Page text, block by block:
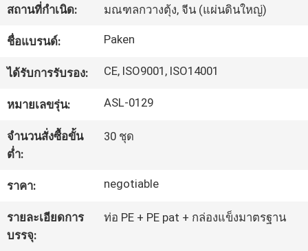
กับ
เรา
ทัวร์
โรงงาน
ควบคุม
คุณภาพ
สถานที่กำเนิด: มณฑลกวางตุ้ง, จีน (แผ่นดินใหญ่)
ชื่อแบรนด์: Paken
ได้รับการรับรอง: CE, ISO9001, ISO14001
หมายเลขรุ่น: ASL-0129
จำนวนสั่งซื้อขั้น
ต่ำ:
30 ชุด
ราคา: negotiable
รายละเอียดการ
บรรจุ:
ท่อ PE + PE pat + กล่องแข็งมาตรฐาน